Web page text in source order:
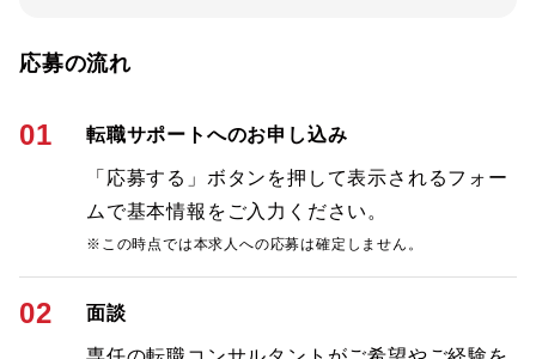
応募の流れ
01 転職サポートへのお申し込み
「応募する」ボタンを押して表示されるフォー
ムで基本情報をご入力ください。
※この時点では本求人への応募は確定しません。
02 面談